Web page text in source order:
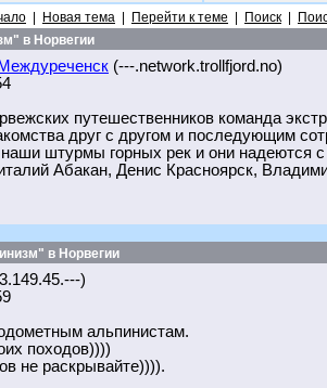
Новая тема Перейти к теме Поиск
в Норвегии
(---.network.trollfjord.no)
путешественников команда
друг с другом и последующим
наши штурмы горных рек и они
Абакан, Денис Красноярск,
в Норвегии
)
альпинистам.
походов))))
не раскрывайте)))).